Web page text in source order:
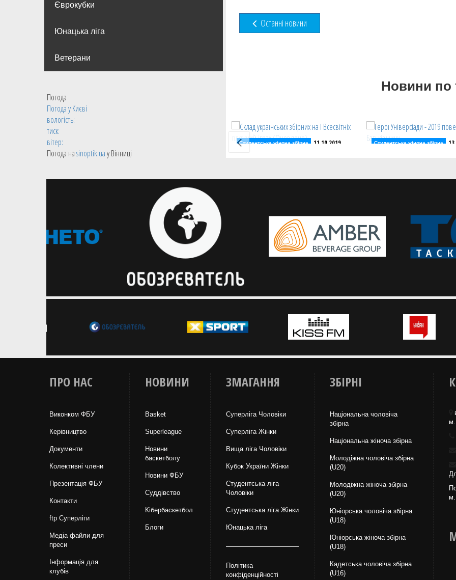
Єврокубки
Юнацька ліга
Ветерани
Погода
Погода уКиєві
вологість:
тиск:
вітер:
Погода наsinoptik.uaу Вінниці
Останні новини
Новини по
Збірна України в Харкові зіграє
кваліфікації Євробаскета-2021
Команда Срджана Радуловича
зіграє перший домашній матч у
Студентська жіноча збірна 11.10.2019 Студентська жіноча збірна
ПРО НАС
Виконком ФБУ
Керівництво
Документи
Колективні члени
Презентація ФБУ
Контакти
ftp Суперліги
Медіа файли для
преси
Інформація для
клубів
НОВИНИ
Basket
Superleague
Новини
баскетболу
Новини ФБУ
Суддівство
Кібербаскетбол
Блоги
ЗМАГАННЯ
Суперліга Чоловіки
Суперліга Жінки
Вища лiга Чоловіки
Кубок України Жінки
Студентська ліга
Чоловiки
Студентська ліга Жінки
Юнацька ліга
Політика
конфіденційності
ЗБІРНІ
Національна чоловіча
збірна
Національна жiноча збірна
Молодіжна чоловіча збірна
(U20)
Молодіжна жіноча збірна
(U20)
Юніорська чоловіча збірна
(U18)
Юніорська жіноча збірна
(U18)
Кадетська чоловіча збірна
(U16)
м.